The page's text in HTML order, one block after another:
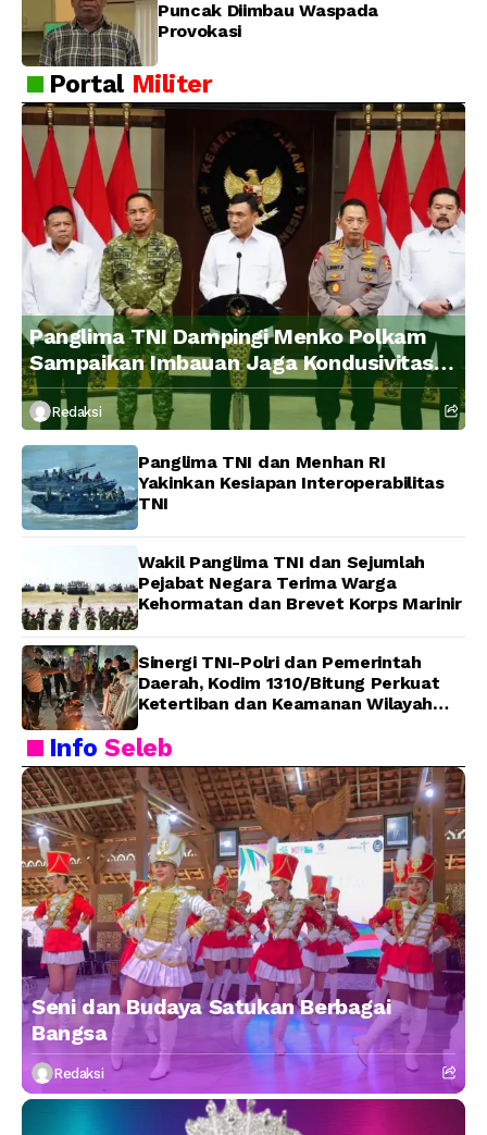
Puncak Diimbau Waspada
Provokasi
Portal Militer
Panglima TNI Dampingi Menko Polkam
Sampaikan Imbauan Jaga Kondusivitas
Bangsa
Redaksi
Panglima TNI dan Menhan RI
Yakinkan Kesiapan Interoperabilitas
TNI
Wakil Panglima TNI dan Sejumlah
Pejabat Negara Terima Warga
Kehormatan dan Brevet Korps Marinir
Sinergi TNI-Polri dan Pemerintah
Daerah, Kodim 1310/Bitung Perkuat
Ketertiban dan Keamanan Wilayah
InfoSeleb
Seni dan Budaya Satukan Berbagai
Bangsa
Redaksi